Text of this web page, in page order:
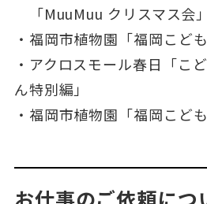
「MuuMuu クリスマス会」
・福岡市植物園「福岡こど
・アクロスモール春日「こ
ん特別編」
・福岡市植物園「福岡こど
お仕事のご依頼につ